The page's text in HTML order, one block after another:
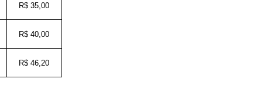
R$ 35,00
R$ 40,00
R$ 46,20